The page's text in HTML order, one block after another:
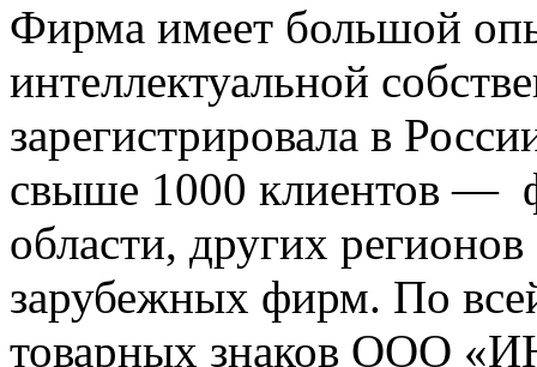
Фирма имеет большой
интеллектуальной
зарегистрировала в
свыше 1000 клиентов —
области, других
зарубежных фирм. По
товарных знаков ООО